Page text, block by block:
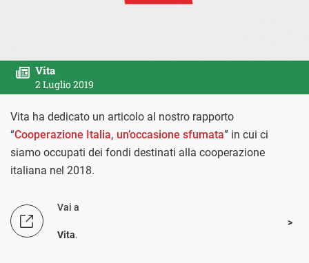
Vita
2 Luglio 2019
Vita ha dedicato un articolo al nostro rapporto
“Cooperazione Italia, un’occasione sfumata” in cui ci
siamo occupati dei fondi destinati alla cooperazione
italiana nel 2018.
Vai a
Vita.